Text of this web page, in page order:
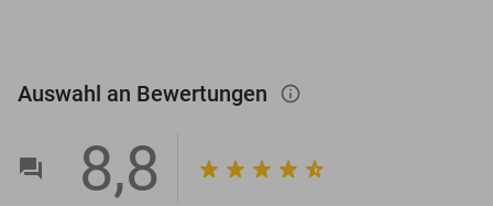
Auswahl an Bewertungen info_outlined
8,8